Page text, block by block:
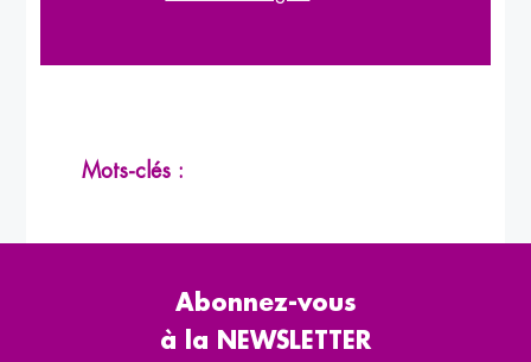
Mots-clés :
Abonnez-vous
à la NEWSLETTER